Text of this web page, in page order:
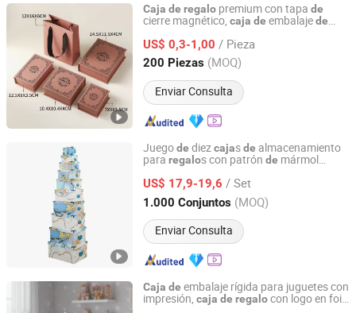
Caja de regalo premium con tapa de
cierre magnético, caja de embalajede
US$ 0,3-1,00 / Pieza
200 Piezas (MOQ)
Enviar Consulta
Shantou Eastcross Technology Co., Ltd
Guangdong, China Desde 2025
Juegode diezcajasde almacenamiento
para regalos con patrón de mármol
US$ 17,9-19,6 / Set
1.000 Conjuntos (MOQ)
Enviar Consulta
Yiwu Yuanfa Packaging Co., Ltd
Zhejiang, China Desde 2025
Caja de embalaje rígida para juguetes con
impresión, caja de regalocon logo en foil
Wing Chun Packaging Product(Shenzhen)Co., Ltd